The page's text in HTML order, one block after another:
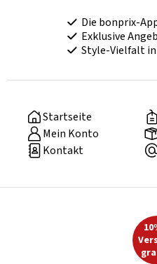
Die bonprix-
Exklusive
Style-Vielfalt
Startseite
Mein Konto
Kontakt